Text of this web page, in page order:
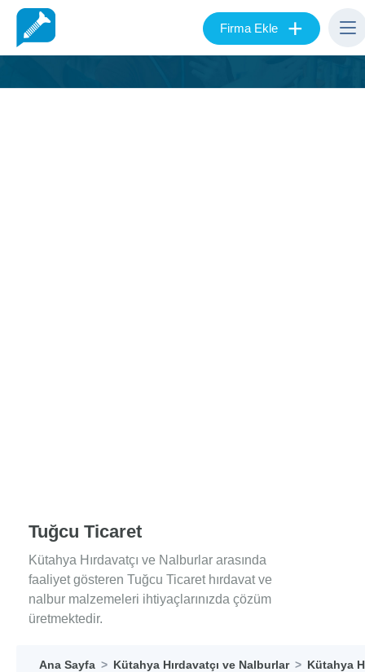
Firma Ekle +
Tuğcu Ticaret
Kütahya Hırdavatçı ve Nalburlar arasında
faaliyet gösteren Tuğcu Ticaret hırdavat ve
nalbur malzemeleri ihtiyaçlarınızda çözüm
üretmektedir.
Ana Sayfa Kütahya Hırdavatçı ve Nalburlar Kütahya